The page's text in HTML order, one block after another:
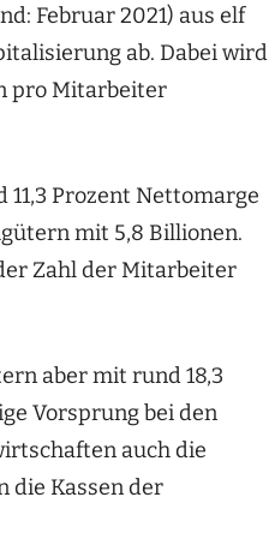
Februar 2021) aus elf
ab. Dabei wird
pro Mitarbeiter
11,3 Prozent Nettomarge
mit 5,8 Billionen.
Zahl der Mitarbeiter
aber mit rund 18,3
Vorsprung bei den
auch die
die Kassen der